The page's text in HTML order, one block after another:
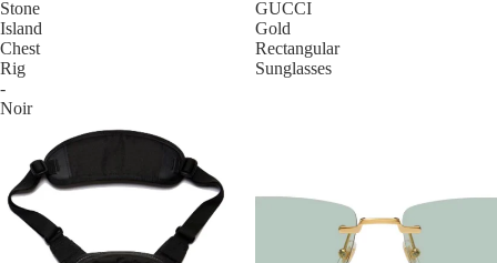
Stone
Island
Chest
Rig
-
Noir
GUCCI
Gold
Rectangular
Sunglasses